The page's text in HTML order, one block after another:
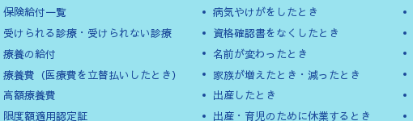
保険給付一覧
受けられる診療・受けられない診療
療養の給付
療養費（医療費を立替払いしたとき）
高額療養費
限度額適用認定証
病気やけがをしたとき
資格確認書をなくしたとき
名前が変わったとき
家族が増えたとき・減ったとき
出産したとき
出産・育児のために休業するとき